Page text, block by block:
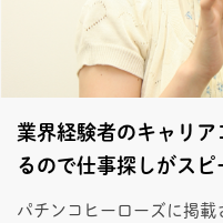
業界経験者のキャリ
るので仕事探しがス
パチンコヒーローズに掲